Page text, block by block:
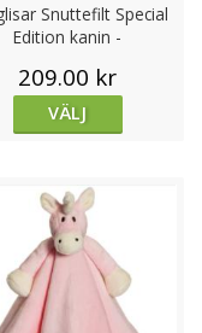
–
till
direkt från
hitta rätt
vän.
nalle
Snuttefilt Special
Edition kanin -
209.00 kr
VÄLJ